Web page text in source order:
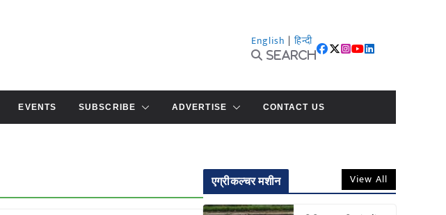
English | हिन्दी
Search
EVENTS SUBSCRIBE ADVERTISE CONTACT US
एग्रीकल्चर मशीन View All